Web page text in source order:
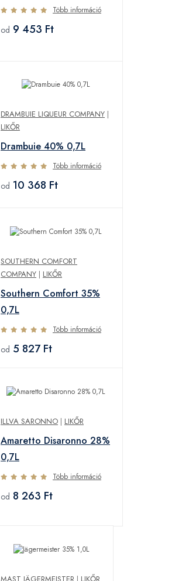
Több információ
od 9 453 Ft
DRAMBUIE LIQUEUR COMPANY |
LIKŐR
Drambuie 40% 0,7L
Több információ
od 10 368 Ft
SOUTHERN COMFORT
COMPANY | LIKŐR
Southern Comfort 35%
0,7L
Több információ
od 5 827 Ft
ILLVA SARONNO | LIKŐR
Amaretto Disaronno 28%
0,7L
Több információ
od 8 263 Ft